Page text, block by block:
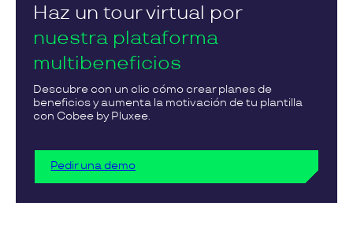
Haz un tour virtual por
nuestra plataforma
multibeneficios
Descubre con un clic cómo crear planes de
beneficios y aumenta la motivación de tu plantilla
con Cobee by Pluxee.
Pedir una demo